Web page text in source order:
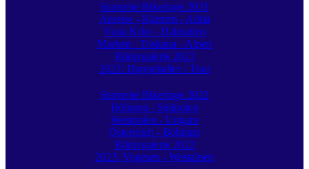
Startseite Bikertage 2021
Anreise - Kärnten - Adria
Vrata Krke - Dalmatien
Marken - Toskana - Alpen
Bildergalerie 2021
2022: Doppeladler - Tour
Startseite Bikertage 2022
Böhmen - Südpolen
Westpolen - Ungarn
Österreich - Böhmen
Bildergalerie 2022
2023: Vogesen - Westalpen